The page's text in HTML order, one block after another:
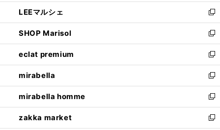
く
ウ
で
開
く
ン
ド
ウ
で
開
く
ウ
ィ
ン
ド
ウ
で
開
く
し
い
ウ
ィ
ン
ド
ウ
で
開
く
LEEマルシェ
新
し
い
ウ
ィ
ン
ド
ウ
で
開
く
SHOP Marisol
新
し
い
ウ
ィ
ン
ド
ウ
で
開
eclat premium
新
し
い
ウ
ィ
ン
ド
mirabella
新
し
い
ウ
ィ
mirabella homme
新
し
い
zakka market
新